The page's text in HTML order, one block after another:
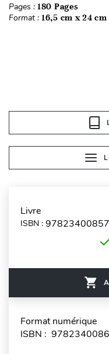
Pages : 180 Pages
Format : 16,5 cm x 24 cm
Livre
ISBN :
Format numérique
ISBN :